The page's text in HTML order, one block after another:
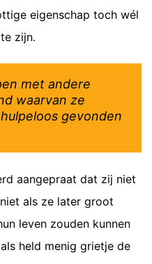
eigenschap toch wél
zijn.
met andere
waarvan ze
gevonden
aangepraat dat zij niet
als ze later groot
leven zouden kunnen
held menig grietje de